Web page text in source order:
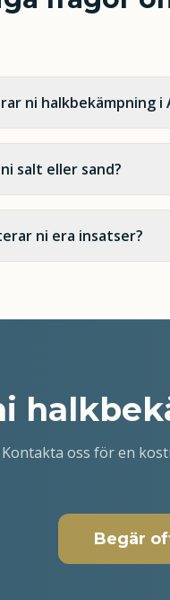
ni halkbekämpning i
salt eller sand?
ni era insatser?
Kontakta oss för en
Begär